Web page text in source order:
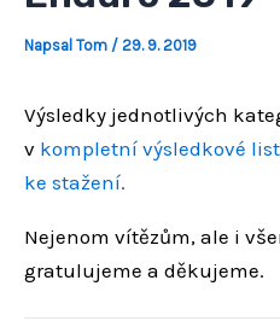
Napsal Tom / 29. 9. 2019
Výsledky jednotlivých
v kompletní výsledkové
ke stažení.
Nejenom vítězům, ale i
gratulujeme a děkujeme.